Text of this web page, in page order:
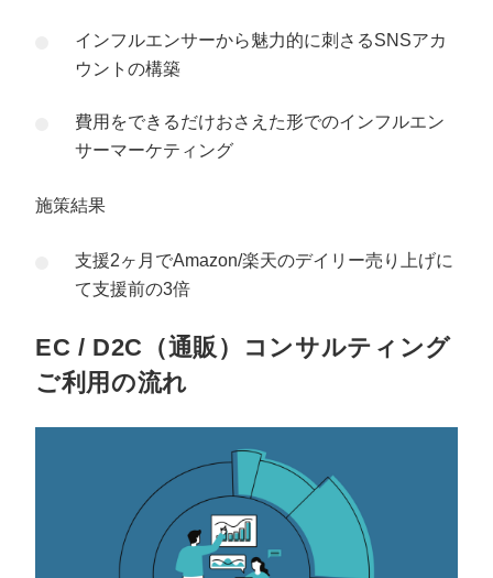
インフルエンサーから魅力的に刺さるSNSアカ
ウントの構築
費用をできるだけおさえた形でのインフルエン
サーマーケティング
施策結果
支援2ヶ月でAmazon/楽天のデイリー売り上げに
て支援前の3倍
EC / D2C（通販）コンサルティング
ご利用の流れ